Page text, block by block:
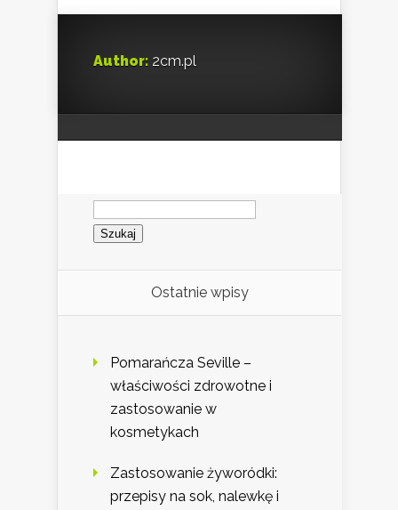
Author: 2cm.pl
Szukaj:
Ostatnie wpisy
Pomarańcza Seville –
właściwości zdrowotne i
zastosowanie w
kosmetykach
Zastosowanie żyworódki:
przepisy na sok, nalewkę i